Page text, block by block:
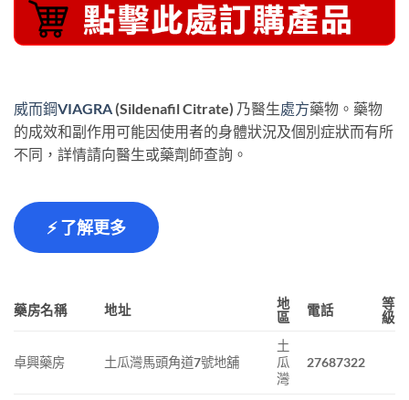
威而鋼VIAGRA (Sildenafil Citrate) 乃醫生處方藥物。藥物
的成效和副作用可能因使用者的身體狀況及個別症狀而有所
不同，詳情請向醫生或藥劑師查詢。
⚡ 了解更多
藥房名稱 地址
地
區
電話
等
級
卓興藥房 土瓜灣馬頭角道7號地舖
土
瓜
灣
27687322